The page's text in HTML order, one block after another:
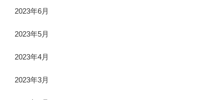
2023年6月
2023年5月
2023年4月
2023年3月